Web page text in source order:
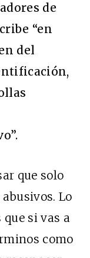
de
“en
del
que solo
Lo
que si vas a
como